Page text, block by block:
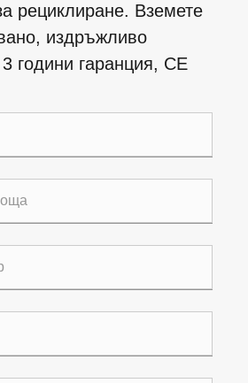
рециклиране. Вземете
издръжливо
години гаранция, CE